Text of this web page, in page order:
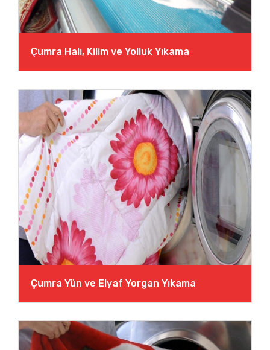
Çumra Halı, Kilim ve Yolluk Yıkama
Çumra Yün ve Elyaf Yorgan Yıkama